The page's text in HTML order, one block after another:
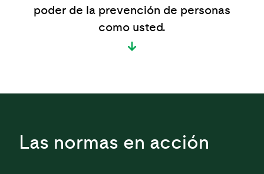
poder de la prevención de personas
como usted.
Las normas en acción